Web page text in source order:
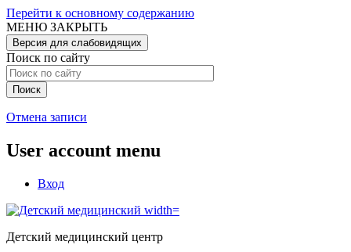
Перейти к основному содержанию
МЕНЮ ЗАКРЫТЬ
Версия для слабовидящих
Поиск по сайту
Отмена записи
User account menu
Вход
Детский медицинский центр